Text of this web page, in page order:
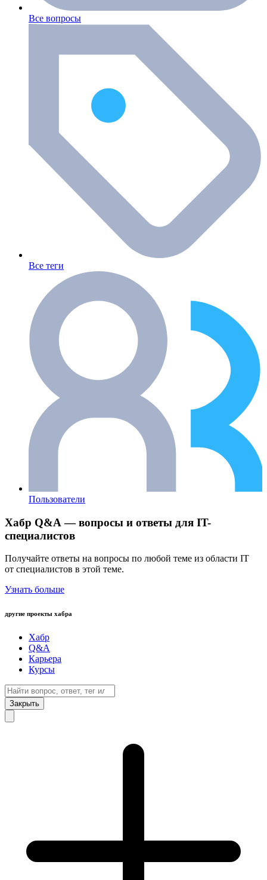
Все вопросы
Все теги
Пользователи
Хабр Q&A — вопросы и ответы для IT-
специалистов
Получайте ответы на вопросы по любой теме из области IT
от специалистов в этой теме.
Узнать больше
другие проекты хабра
Хабр
Q&A
Карьера
Курсы
Закрыть